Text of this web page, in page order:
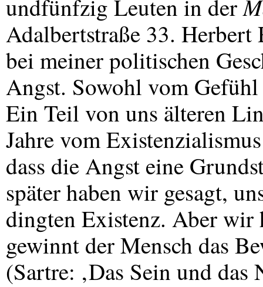
undfünfzig Leuten in der
Adalbertstraße 33.
bei meiner politischen
Angst. Sowohl vom
Ein Teil von uns älteren
Jahre vom
dass die Angst eine
später haben wir gesagt,
dingten Existenz. Aber wir
gewinnt der Mensch das
(Sartre: ‚Das Sein und das